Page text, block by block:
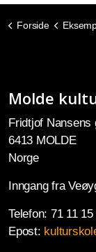
Forside
Molde
Fridtjof Nansens
6413 MOLDE
Norge
Inngang fra
Telefon: 71 11 15
Epost: